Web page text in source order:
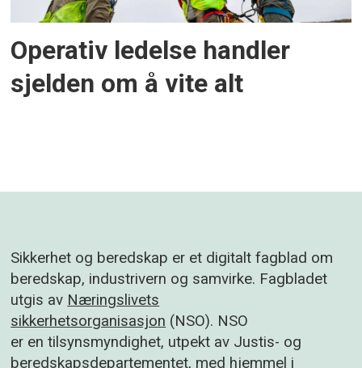
Operativ ledelse handler
sjelden om å vite alt
Sikkerhet og beredskap er et digitalt fagblad om
beredskap, industrivern og samvirke. Fagbladet
utgis av Næringslivets
sikkerhetsorganisasjon (NSO). NSO
er en tilsynsmyndighet, utpekt av Justis- og
beredskapsdepartementet, med hjemmel i